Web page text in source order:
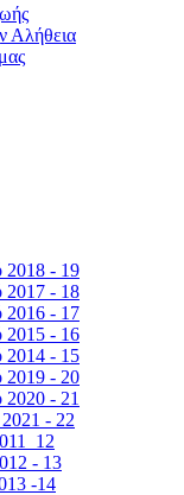
Αλήθεια
2018 - 19
2017 - 18
2016 - 17
2015 - 16
2014 - 15
2019 - 20
2020 - 21
- 22
- 13
-14